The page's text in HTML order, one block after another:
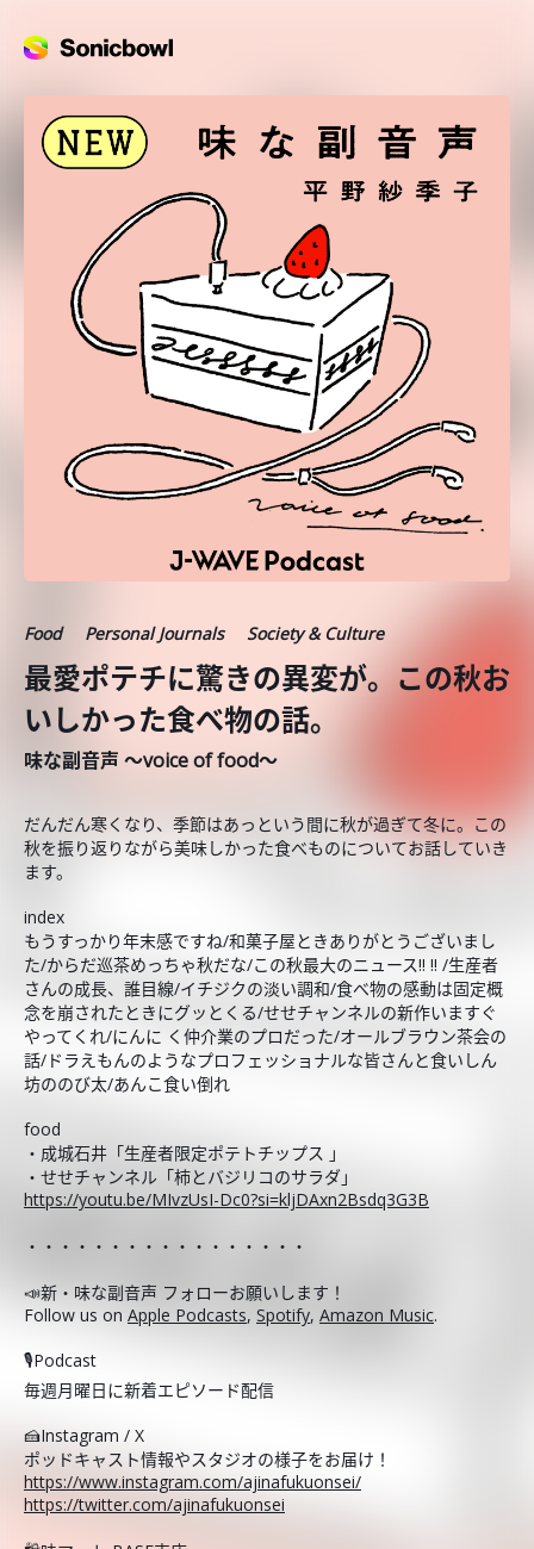
Food Personal Journals Society & Culture
最愛ポテチに驚きの異変が。この秋お
いしかった食べ物の話。
味な副音声 ～voice of food～
だんだん寒くなり、季節はあっという間に秋が過ぎて冬に。この
秋を振り返りながら美味しかった食べものについてお話していき
ます。
index
もうすっかり年末感ですね/和菓子屋ときありがとうございまし
た/からだ巡茶めっちゃ秋だな/この秋最大のニュース!! !! /生産者
さんの成長、誰目線/イチジクの淡い調和/食べ物の感動は固定概
念を崩されたときにグッとくる/せせチャンネルの新作いますぐ
やってくれ/にんに く仲介業のプロだった/オールブラウン茶会の
話/ドラえもんのようなプロフェッショナルな皆さんと食いしん
坊ののび太/あんこ食い倒れ
food
・成城石井「生産者限定ポテトチップス 」
・せせチャンネル「柿とバジリコのサラダ」
https://youtu.be/MIvzUsI-Dc0?si=kljDAxn2Bsdq3G3B
・・・・・・・・・・・・・・・・・
📣新・味な副音声 フォローお願いします！
Follow us on Apple Podcasts, Spotify, Amazon Music.
🎙️Podcast
毎週月曜日に新着エピソード配信
🍰Instagram / X
ポッドキャスト情報やスタジオの様子をお届け！
https://www.instagram.com/ajinafukuonsei/
https://twitter.com/ajinafukuonsei